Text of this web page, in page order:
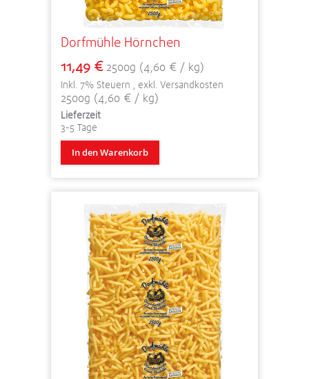
Dorfmühle Hörnchen
11,49 € 2500g (4,60 € / kg)
Inkl. 7% Steuern exkl. Versandkosten
2500g (4,60 € / kg)
Lieferzeit
3-5 Tage
In den Warenkorb